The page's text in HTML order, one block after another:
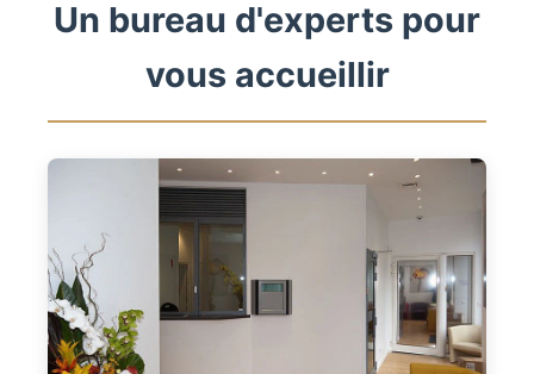
Un bureau d'experts pour
vous accueillir